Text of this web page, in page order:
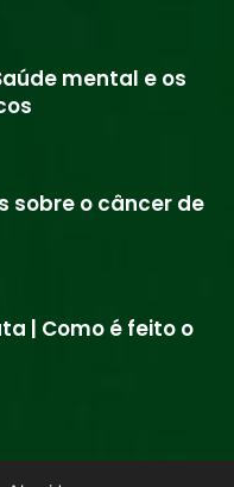
mental e os
sobre o câncer de
| Como é feito o